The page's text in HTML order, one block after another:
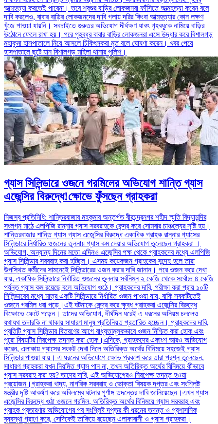
আত্মহত্যা করতেই পারেনা। তবে শ্বশুর বাড়ির লোকজনরা ফাঁসিতে আত্মহত্যা করেন বলে
দাবি করলেও, বাবার বাড়ির লোকজনদের দাবি গলায় দরির কিংবা আত্মহত্যার কোন লক্ষণ
খুঁজে পাওয়া যায়নি। সবচাইতে গুরুতর অভিযোগ দীর্ঘক্ষণ যাবৎ গৃহবধূকে নামিয়ে বাড়ির
উঠোনে ফেলে রাখা হয়। পরে গৃহবধূর বাবার বাড়ির লোকজনরা এসে উদ্ধার করে বিশালগড়
মহাকুমা হাসপাতালে নিয়ে আসলে চিকিৎসকরা মৃত বলে ঘোষণা করেন। খবর পেয়ে
হাসপাতালে ছুটে যান বিশালগড় মহিলা থানার পুলিশ।
গ্যাস সিলিন্ডারে ওজনে গরমিলের অভিযোগ শান্তি গ্যাস
এজেন্সির বিরুদ্ধে!ক্ষোভে ফুঁসছেন গ্রাহকরা
নিজস্ব প্রতিনিধি: শান্তিরবাজার মহকুমার অন্তর্গত বীরচন্দ্রনগর শহীদ স্মৃতি বিদ্যামন্দির
সংলগ্ন মাঠে এলপিজি রান্নার গ্যাস সরবরাহকে কেন্দ্র করে সোমবার চাঞ্চল্যের সৃষ্টি হয়।
শান্তিরবাজার শান্তি গ্যাস গ্যাস এজেন্সির বিরুদ্ধে একাধিক গ্রাহক রান্নার গ্যাসের
সিলিন্ডারে নির্ধারিত ওজনের তুলনায় গ্যাস কম দেয়ার অভিযোগ তুলেছেন গ্রাহকরা ।
অভিযোগ, অন্যান্য দিনের মতো এদিনও এজেন্সির পক্ষ থেকে গ্রাহকদের মধ্যে এলপিজি
গ্যাস সিলিন্ডার সরবরাহ করা হচ্ছিল। এসময় কয়েকজন গ্রাহকের সন্দেহ হলে তারা
উপস্থিত কর্মীদের সামনেইে সিলিন্ডারের ওজন করার দাবি জানান। পরে ওজন করে দেখা
যায়, একাধিক সিলিন্ডারে নির্ধারিত ওজনের তুলনায় সর্বনিম্ন ২ কেজি থেকে সর্বোচ্চ ৪ কেজি
পর্যন্ত গ্যাস কম রয়েছে বলে অভিযোগ ওঠে। গ্রাহকদের দাবি, পরীক্ষা করা প্রায় ১০টি
সিলিন্ডারের মধ্যে মাত্র একটি সিলিন্ডারে নির্ধারিত ওজন পাওয়া যায়, বাকি সবকটিতেই
ওজনে গরমিল ধরা পড়ে।এই ঘটনাকে কেন্দ্র করে ক্ষুব্ধ গ্রাহকরা এজেন্সির বিরুদ্ধে
বিক্ষোভে ফেটে পড়েন। তাদের অভিযোগ, দীর্ঘদিন ধরেই এ ধরনের অনিয়ম চললেও
যথাযথ তদারকি না থাকায় সাধারণ মানুষ প্রতিনিয়ত প্রতারিত হচ্ছেন। গ্রাহকদের দাবি,
প্রতিটি গ্যাস সিলিন্ডার বিতরণের আগে বাধ্যতামূলকভাবে ওজন নিশ্চিত করা হোক এবং
পুরো বিষয়টির নিরপেক্ষ তদন্ত করা হোক।এদিকে, গ্রাহকদের একাংশ আরও অভিযোগ
করেন, এলাকায় গ্যাসের সংকট দেখা দিলে অতিরিক্ত অর্থের বিনিময়ে সহজেই গ্যাস
সিলিন্ডার পাওয়া যায়। এ ধরনের অভিযোগে ক্ষোভ প্রকাশ করে তারা প্রশ্ন তুলেছেন,
সাধারণ গ্রাহকরা যখন নিয়মিত গ্যাস পান না, তখন অতিরিক্ত অর্থের বিনিময়ে কীভাবে
গ্যাস সরবরাহ করা হয়? তাদের দাবি, এই অভিযোগেরও নিরপেক্ষ তদন্ত হওয়া
প্রয়োজন।গ্রাহকরা খাদ্য, নাগরিক সরবরাহ ও ভোক্তা বিষয়ক দপ্তর এবং সংশ্লিষ্ট
মন্ত্রীর দৃষ্টি আকর্ষণ করে অবিলম্বে ঘটনার পূর্ণাঙ্গ তদন্তের দাবি জানিয়েছেন।এখন গ্যাস
এজেন্সির বিরুদ্ধে ওঠা ওজনে গরমিল, অতিরিক্ত অর্থের বিনিময়ে গ্যাস সরবরাহ এবং
গ্রাহক প্রতারণার অভিযোগের পর সংশ্লিষ্ট দপ্তর কী ধরনের তদন্ত ও প্রশাসনিক
ব্যবস্থা গ্রহণ করে, সেদিকেই তাকিয়ে রয়েছেন এলাকাবাসী ও গ্যাস গ্রাহকরা।